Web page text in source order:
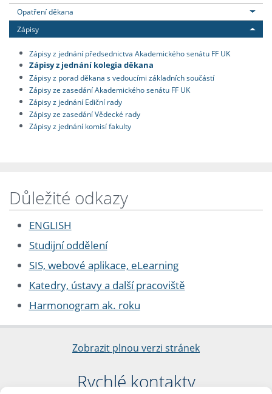
Opatření děkana
Zápisy
Zápisy z jednání předsednictva Akademického senátu FF UK
Zápisy z jednání kolegia děkana
Zápisy z porad děkana s vedoucími základních součástí
Zápisy ze zasedání Akademického senátu FF UK
Zápisy z jednání Ediční rady
Zápisy ze zasedání Vědecké rady
Zápisy z jednání komisí fakulty
Důležité odkazy
ENGLISH
Studijní oddělení
SIS, webové aplikace, eLearning
Katedry, ústavy a další pracoviště
Harmonogram ak. roku
Zobrazit plnou verzi stránek
Rychlé kontakty